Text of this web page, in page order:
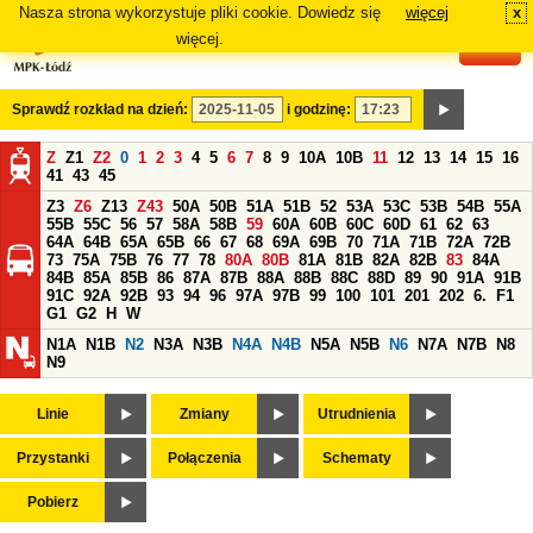
Nasza strona wykorzystuje pliki cookie. Dowiedz się
więcej.
więcej x
Sprawdź rozkład na dzień: i godzinę:
Z Z1 Z2 0 1 2 3 4 5 6 7 8 9 10A 10B 11 12 13 14 15 16
41 43 45
Z3 Z6 Z13 Z43 50A 50B 51A 51B 52 53A 53C 53B 54B 55A
55B 55C 56 57 58A 58B 59 60A 60B 60C 60D 61 62 63
64A 64B 65A 65B 66 67 68 69A 69B 70 71A 71B 72A 72B
73 75A 75B 76 77 78 80A 80B 81A 81B 82A 82B 83 84A
84B 85A 85B 86 87A 87B 88A 88B 88C 88D 89 90 91A 91B
91C 92A 92B 93 94 96 97A 97B 99 100 101 201 202 6.
F1
G1 G2 H
W
N1A
N1B N2 N3A N3B N4A N4B N5A N5B N6 N7A N7B
N8
N9
Linie Zmiany Utrudnienia
Przystanki Połączenia Schematy
Pobierz